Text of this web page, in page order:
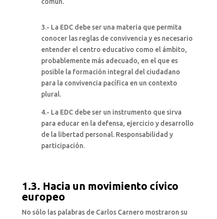
3.- La EDC debe ser una materia que permita
conocer las reglas de convivencia y es necesario
entender el centro educativo como el ámbito,
probablemente más adecuado, en el que es
posible la formación integral del ciudadano
para la convivencia pacífica en un contexto
plural.
4.- La EDC debe ser un instrumento que sirva
para educar en la defensa, ejercicio y desarrollo
de la libertad personal. Responsabilidad y
participación.
1.3. Hacia un movimiento cívico
europeo
No sólo las palabras de Carlos Carnero mostraron su